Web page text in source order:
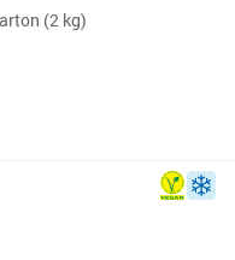
(2 kg)